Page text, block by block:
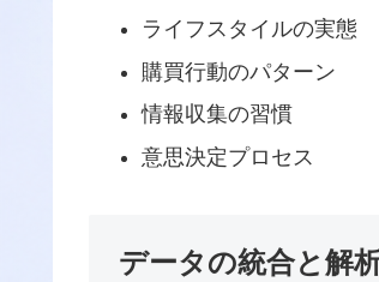
ライフスタイルの実態
購買行動のパターン
情報収集の習慣
意思決定プロセス
データの統合と解